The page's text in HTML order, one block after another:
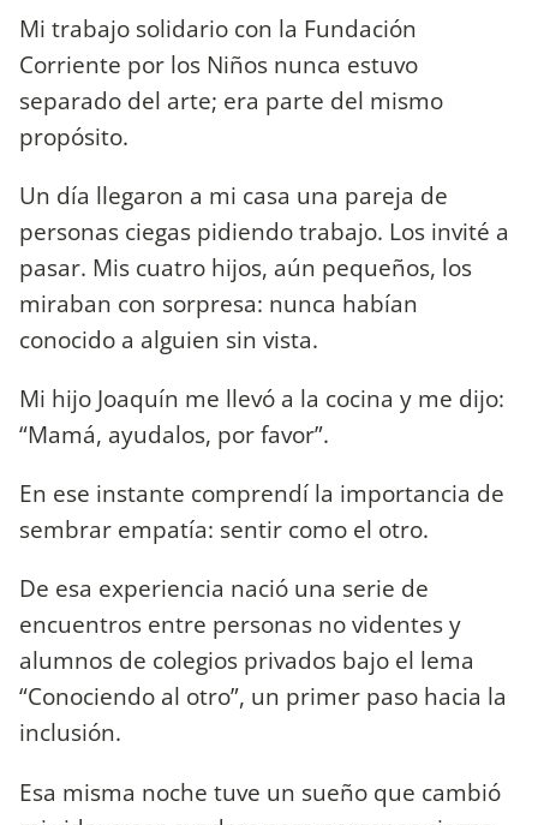
Mi trabajo solidario con la Fundación
Corriente por los Niños nunca estuvo
separado del arte; era parte del mismo
propósito.
Un día llegaron a mi casa una pareja de
personas ciegas pidiendo trabajo. Los invité a
pasar. Mis cuatro hijos, aún pequeños, los
miraban con sorpresa: nunca habían
conocido a alguien sin vista.
Mi hijo Joaquín me llevó a la cocina y me dijo:
“Mamá, ayudalos, por favor”.
En ese instante comprendí la importancia de
sembrar empatía: sentir como el otro.
De esa experiencia nació una serie de
encuentros entre personas no videntes y
alumnos de colegios privados bajo el lema
“Conociendo al otro”, un primer paso hacia la
inclusión.
Esa misma noche tuve un sueño que cambió